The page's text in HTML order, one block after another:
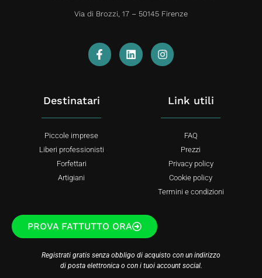
Via di Brozzi, 17 – 50145 Firenze
Destinatari
Piccole imprese
Liberi professionisti
Forfettari
Artigiani
Link utili
FAQ
Prezzi
Privacy policy
Cookie policy
Termini e condizioni
PROVA FATTUTTO ORA
Registrati gratis senza obbligo di acquisto con un indirizzo
di posta elettronica o con i tuoi account social.